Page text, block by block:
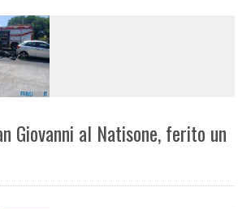
Giovanni al Natisone, ferito un